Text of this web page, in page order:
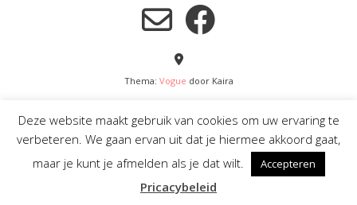
Thema: Vogue door Kaira
CONTACT IMPRESSIE KAPSALON KAPSELS
OVER MIJ
PRIJSLIJST
PRIVACYBELEID WELKOM
Deze website maakt gebruik van cookies om uw ervaring te
verbeteren. We gaan ervan uit dat je hiermee akkoord gaat,
maar je kunt je afmelden als je dat wilt.
Accepteren
Pricacybeleid